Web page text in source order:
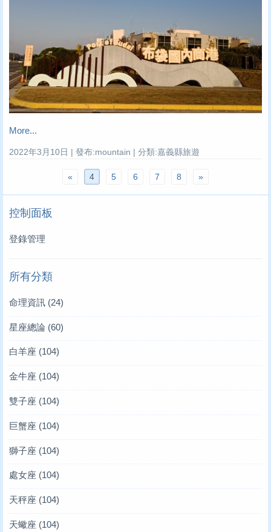
More...
2022年3月10日 | 發布:mountain | 分類:嘉義縣旅遊
« 4 5 6 7 8 »
控制面板
登錄管理
所有分類
命理資訊 (24)
星座總論 (60)
白羊座 (104)
金牛座 (104)
雙子座 (104)
巨蟹座 (104)
獅子座 (104)
處女座 (104)
天秤座 (104)
天蠍座 (104)